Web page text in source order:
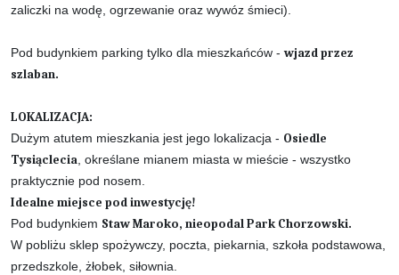
zaliczki na wodę, ogrzewanie oraz wywóz śmieci).
Pod budynkiem parking tylko dla mieszkańców -wjazd przez
szlaban.
LOKALIZACJA:
Dużym atutem mieszkania jest jego lokalizacja - Osiedle
Tysiąclecia, określane mianem miasta w mieście - wszystko
praktycznie pod nosem.
Idealne miejsce pod inwestycję!
Pod budynkiem Staw Maroko, nieopodal Park Chorzowski.
W pobliżu sklep spożywczy, poczta, piekarnia, szkoła podstawowa,
przedszkole, żłobek, siłownia.